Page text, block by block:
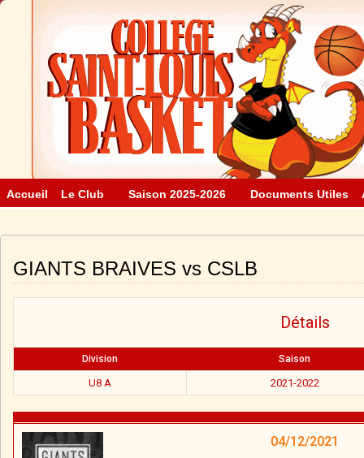
Accueil Le Club Saison 2025-2026 Documents Utiles
GIANTS BRAIVES vs CSLB
Détails
Division Saison
U8 A 2021-2022
04/12/2021